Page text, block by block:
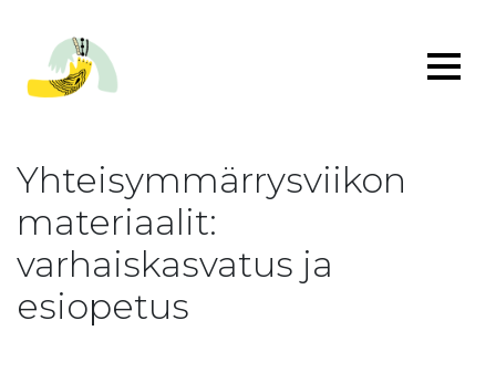
Yhteisymmärrysviikon
materiaalit:
varhaiskasvatus ja
esiopetus